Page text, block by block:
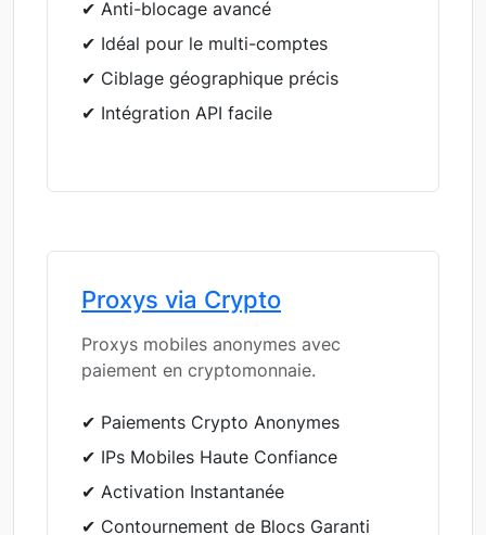
✔ Anti-blocage avancé
✔ Idéal pour le multi-comptes
✔ Ciblage géographique précis
✔ Intégration API facile
Proxys via Crypto
Proxys mobiles anonymes avec
paiement en cryptomonnaie.
✔ Paiements Crypto Anonymes
✔ IPs Mobiles Haute Confiance
✔ Activation Instantanée
✔ Contournement de Blocs Garanti